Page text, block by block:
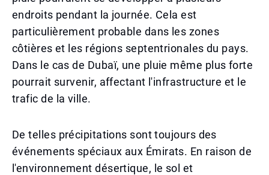
endroits pendant la journée. Cela est
particulièrement probable dans les zones
côtières et les régions septentrionales du pays.
Dans le cas de Dubaï, une pluie même plus forte
pourrait survenir, affectant l'infrastructure et le
trafic de la ville.
De telles précipitations sont toujours des
événements spéciaux aux Émirats. En raison de
l'environnement désertique, le sol et